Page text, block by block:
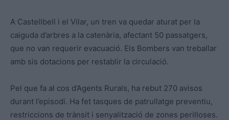
A Castellbell i el Vilar, un tren va quedar aturat per la
caiguda d’arbres a la catenària, afectant 50 passatgers,
que no van requerir evacuació. Els Bombers van treballar
amb sis dotacions per restablir la circulació.
Pel que fa al cos d’Agents Rurals, ha rebut 270 avisos
durant l’episodi. Ha fet tasques de patrullatge preventiu,
restriccions de trànsit i senyalització de zones perilloses.